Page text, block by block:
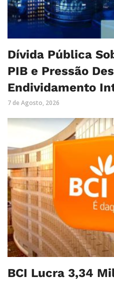
Dívida Pública
PIB e Pressão
Endividamento
7 de Agosto, 2026
BCI Lucra 3,34